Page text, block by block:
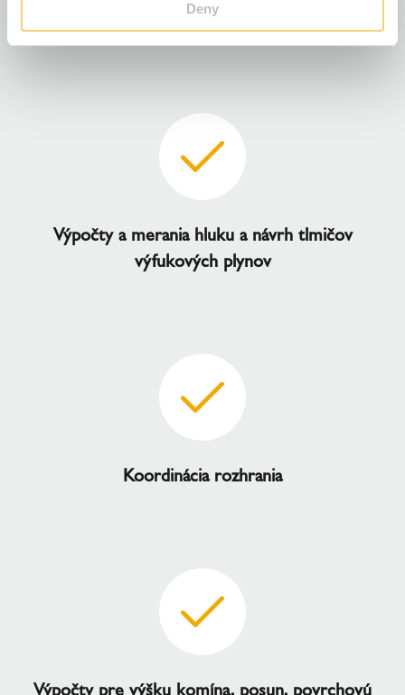
Deny
Výkresy komponentov a výkresy vyhotovenia
Výpočty a merania hluku a návrh tlmičov
výfukových plynov
Koordinácia rozhrania
Výpočty pre výšku komína, posun, povrchovú